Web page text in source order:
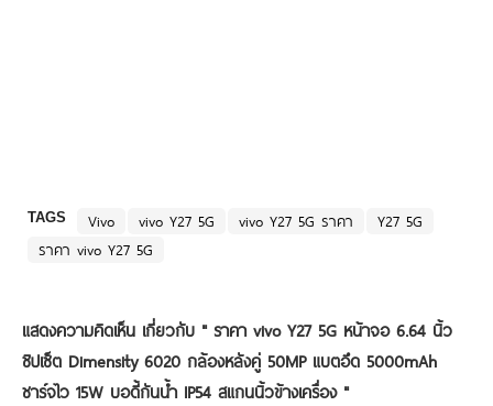
TAGS Vivo vivo Y27 5G vivo Y27 5G ราคา
Y27 5G
ราคา vivo Y27 5G
แสดงความคิดเห็น เกี่ยวกับ " ราคา vivo Y27 5G หน้าจอ 6.64 นิ้ว
ชิปเซ็ต Dimensity 6020 กล้องหลังคู่ 50MP แบตอึด 5000mAh
ชาร์จไว 15W บอดี้กันน้ำ IP54 สแกนนิ้วข้างเครื่อง"